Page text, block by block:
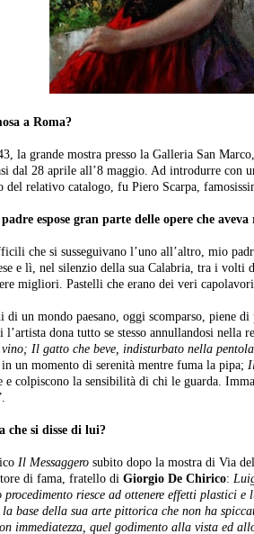
a Roma?
la grande mostra presso la Galleria San
dal 28 aprile all’8 maggio. Ad introdurre con
del relativo catalogo, fu Piero Scarpa,
espose gran parte delle opere che
che si susseguivano l’uno all’altro, mio
e lì, nel silenzio della sua Calabria, tra i volti
migliori. Pastelli che erano dei veri
un mondo paesano, oggi scomparso, piene di
l’artista dona tutto se stesso annullandosi nella
Il gatto che beve, indisturbato nella
un momento di serenità mentre fuma la pipa;
e colpiscono la sensibilità di chi le guarda.
che si disse di lui?
Il Messaggero subito dopo la mostra di Via
di fama, fratello di Giorgio De Chirico:
procedimento riesce ad ottenere effetti plastici
base della sua arte pittorica che non ha
immediatezza, quel godimento alla vista ed